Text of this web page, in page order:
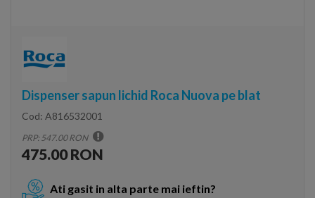
Dispenser sapun lichid Roca Nuova pe blat
Cod: A816532001
PRP: 547.00 RON
475.00 RON
Ati gasit in alta parte mai ieftin?